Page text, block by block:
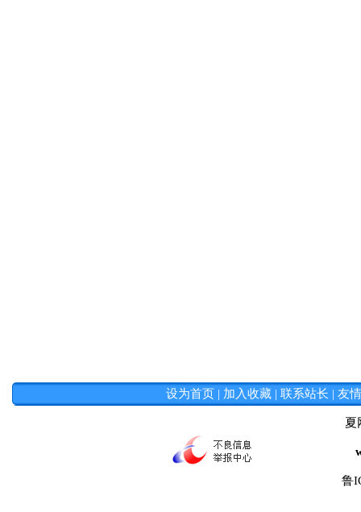
设为首页 | 加入收藏 | 联系站长 | 友
夏
鲁